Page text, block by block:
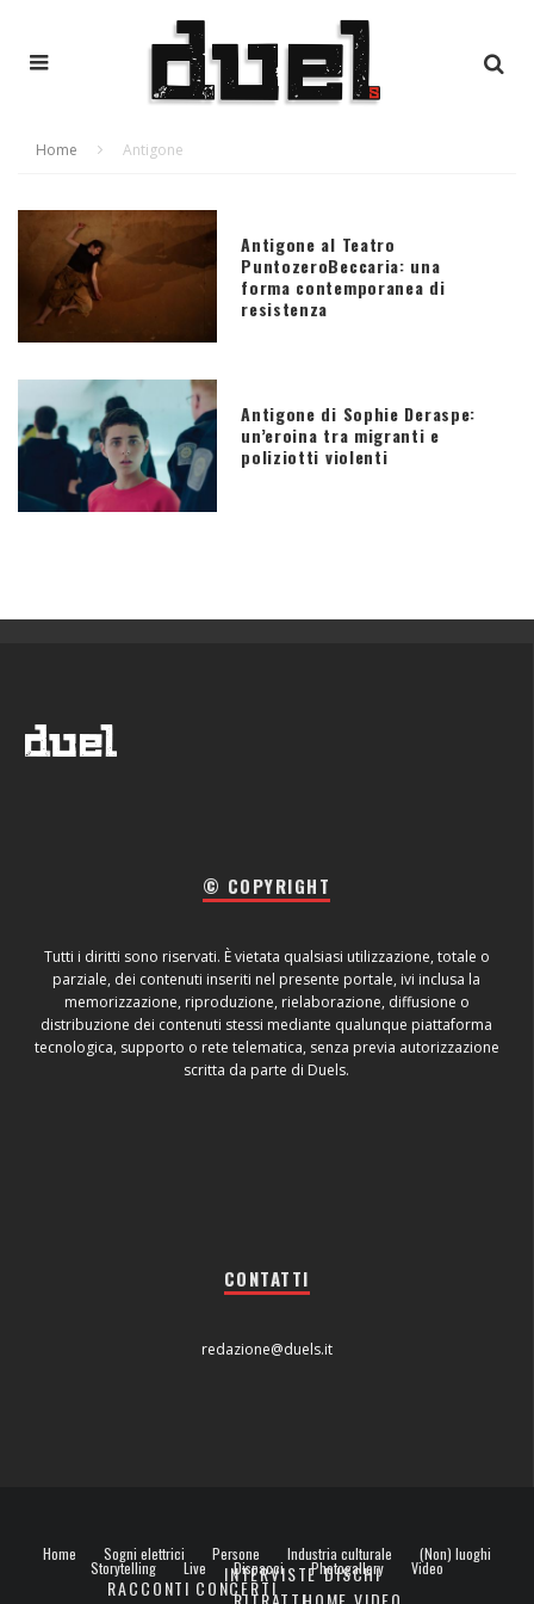
Home Antigone
Antigone al Teatro
PuntozeroBeccaria: una
forma contemporanea di
resistenza
Antigone di Sophie Deraspe:
un’eroina tra migranti e
poliziotti violenti
© COPYRIGHT
Tutti i diritti sono riservati. È vietata qualsiasi utilizzazione, totale o
parziale, dei contenuti inseriti nel presente portale, ivi inclusa la
memorizzazione, riproduzione, rielaborazione, diffusione o
distribuzione dei contenuti stessi mediante qualunque piattaforma
tecnologica, supporto o rete telematica, senza previa autorizzazione
scritta da parte di Duels.
CONTATTI
redazione@duels.it
Home Sogni elettrici Persone
INTERVISTE
Industria culturale
DISCHI
(Non) luoghi
Storytelling
RACCONTI
Live
CONCERTI
Dispacci Photogallery Video